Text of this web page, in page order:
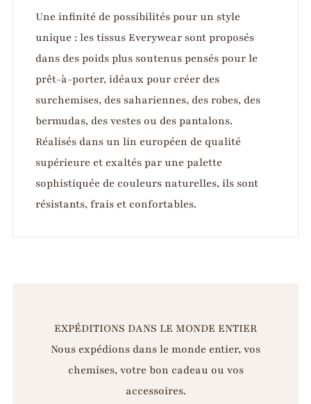
Une infinité de possibilités pour un style
unique : les tissus Everywear sont proposés
dans des poids plus soutenus pensés pour le
prêt-à-porter, idéaux pour créer des
surchemises, des sahariennes, des robes, des
bermudas, des vestes ou des pantalons.
Réalisés dans un lin européen de qualité
supérieure et exaltés par une palette
sophistiquée de couleurs naturelles, ils sont
résistants, frais et confortables.
EXPÉDITIONS DANS LE MONDE ENTIER
Nous expédions dans le monde entier, vos
chemises, votre bon cadeau ou vos
accessoires.